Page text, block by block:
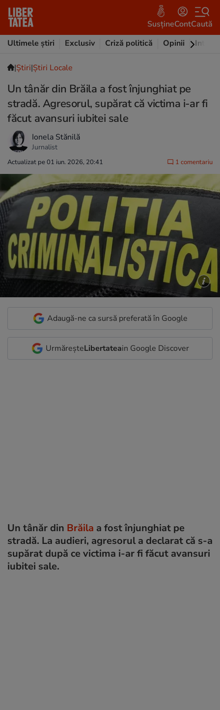
SusțineContCaută
Ultimele știri
Exclusiv Criză politică Opinii
|Ştiri|Știri Locale
Un tânăr din Brăila a fost înjunghiat pe
stradă. Agresorul, supărat că victima i-ar fi
făcut avansuri iubitei sale
Ionela Stănilă
Jurnalist
Actualizat pe 01 iun. 2026, 20:41 1 comentariu
Adaugă-ne ca sursă preferată în Google
UrmăreșteLibertateain Google Discover
Un tânăr din Brăila a fost înjunghiat pe
stradă. La audieri, agresorul a declarat că s-a
supărat după ce victima i-ar fi făcut avansuri
iubitei sale.